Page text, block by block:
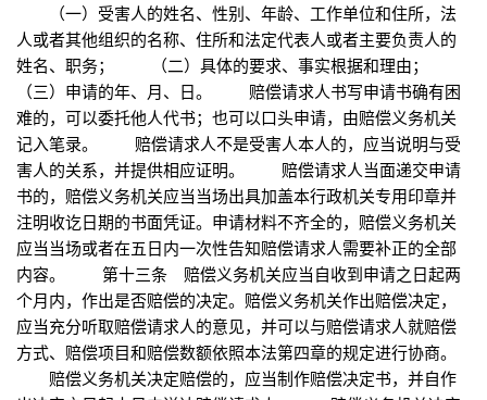
（一）受害人的姓名、性别、年龄、工作单位和住所，法
人或者其他组织的名称、住所和法定代表人或者主要负责人的
姓名、职务； （二）具体的要求、事实根据和理由；
（三）申请的年、月、日。 赔偿请求人书写申请书确有困
难的，可以委托他人代书；也可以口头申请，由赔偿义务机关
记入笔录。 赔偿请求人不是受害人本人的，应当说明与受
害人的关系，并提供相应证明。 赔偿请求人当面递交申请
书的，赔偿义务机关应当当场出具加盖本行政机关专用印章并
注明收讫日期的书面凭证。申请材料不齐全的，赔偿义务机关
应当当场或者在五日内一次性告知赔偿请求人需要补正的全部
内容。 第十三条 赔偿义务机关应当自收到申请之日起两
个月内，作出是否赔偿的决定。赔偿义务机关作出赔偿决定，
应当充分听取赔偿请求人的意见，并可以与赔偿请求人就赔偿
方式、赔偿项目和赔偿数额依照本法第四章的规定进行协商。
赔偿义务机关决定赔偿的，应当制作赔偿决定书，并自作